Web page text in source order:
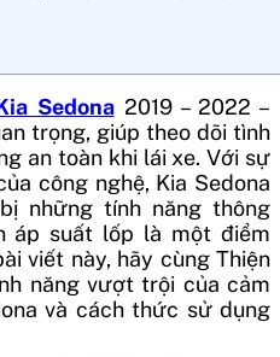
Sedona2019 – 2022 –
trọng, giúp theo dõi tình
an toàn khi lái xe. Với sự
công nghệ, Kia Sedona
những tính năng thông
áp suất lốp là một điểm
viết này, hãy cùng Thiện
năng vượt trội của cảm
và cách thức sử dụng